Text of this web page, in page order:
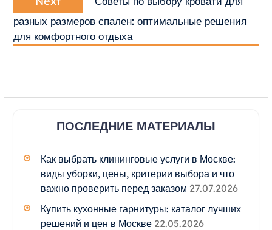
post:
разных размеров спален: оптимальные решения
для комфортного отдыха
ПОСЛЕДНИЕ МАТЕРИАЛЫ
Как выбрать клининговые услуги в Москве:
виды уборки, цены, критерии выбора и что
важно проверить перед заказом 27.07.2026
Купить кухонные гарнитуры: каталог лучших
решений и цен в Москве 22.05.2026